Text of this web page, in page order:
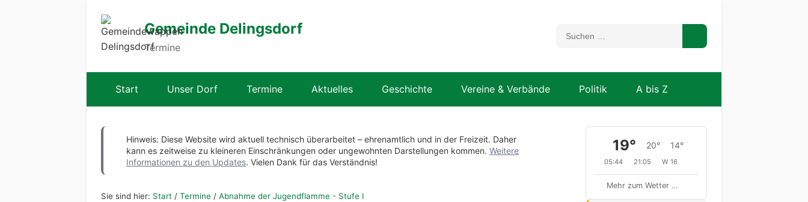
Gemeinde Delingsdorf
Termine
Start Unser Dorf Termine Aktuelles Geschichte Vereine & Verbände Politik A bis Z
Hinweis: Diese Website wird aktuell technisch überarbeitet – ehrenamtlich und in der Freizeit. Daher
kann es zeitweise zu kleineren Einschränkungen oder ungewohnten Darstellungen kommen. Weitere
Informationen zu den Updates. Vielen Dank für das Verständnis!
Sie sind hier: Start / Termine / Abnahme der Jugendflamme - Stufe I
19° 20° 14°
05:44 21:05 W 16
Mehr zum Wetter …